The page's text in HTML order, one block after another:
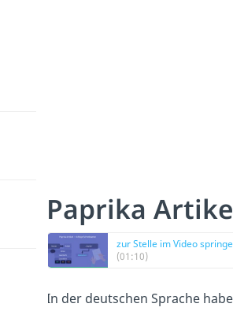
Paprika
zur Stelle im Video
(01:10)
In der deutschen Sprache